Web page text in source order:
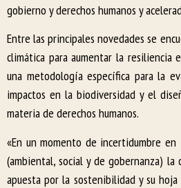
gobierno y derechos humanos y
Entre las principales novedades se
climática para aumentar la resiliencia
una metodología específica para la
impactos en la biodiversidad y el
materia de derechos humanos.
«En un momento de incertidumbre en
(ambiental, social y de gobernanza) la
apuesta por la sostenibilidad y su